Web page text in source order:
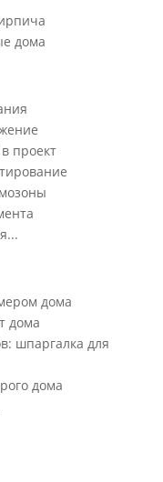
дома
проект
дома
дома
шпаргалка для
дома